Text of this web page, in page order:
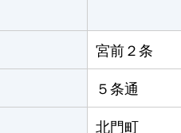
宮前２条
５条通
北門町